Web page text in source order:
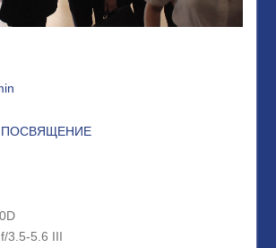
ПОСВЯЩЕНИЕ
3.5-5.6 III